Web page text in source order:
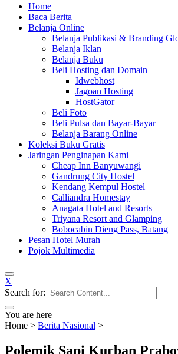
Home
Baca Berita
Belanja Online
Belanja Publikasi & Branding
Belanja Iklan
Belanja Buku
Beli Hosting dan Domain
Idwebhost
Jagoan Hosting
HostGator
Beli Foto
Beli Pulsa dan Bayar-Bayar
Belanja Barang Online
Koleksi Buku Gratis
Jaringan Penginapan Kami
Cheap Inn Banyuwangi
Gandrung City Hostel
Kendang Kempul Hostel
Calliandra Homestay
Anagata Hotel and Resorts
Triyana Resort and Glamping
Bobocabin Dieng Pass, Batang
Pesan Hotel Murah
Pojok Multimedia
X
Search for:
You are here
Home > Berita Nasional >
Polemik Sapi Kurban